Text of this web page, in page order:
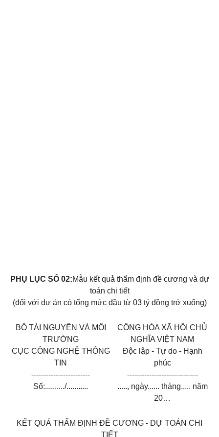
PHỤ LỤC SỐ 02:Mẫu kết quả thẩm định đề cương và dự
toán chi tiết
(đối với dự án có tổng mức đầu từ 03 tỷ đồng trở xuống)
BỘ TÀI NGUYÊN VÀ MÔI
TRƯỜNG
CỤC CÔNG NGHỆ THÔNG
TIN
------------------------
Số:........../...........
CỘNG HÒA XÃ HỘI CHỦ
NGHĨA VIỆT NAM
Độc lập - Tự do - Hạnh
phúc
-----------------------------
....., ngày...... tháng..... năm
20…
KẾT QUẢ THẨM ĐỊNH ĐỀ CƯƠNG - DỰ TOÁN CHI
TIẾT